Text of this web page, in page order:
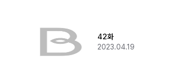
42화
2023.04.19